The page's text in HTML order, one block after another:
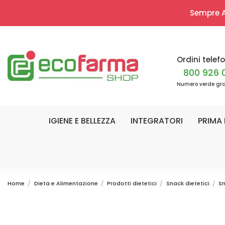
Sempre
Ordini
800 926
Numero verde
IGIENE E BELLEZZA INTEGRATORI PRIMA
Home Dieta e Alimentazione Prodotti dietetici Snack dietetici